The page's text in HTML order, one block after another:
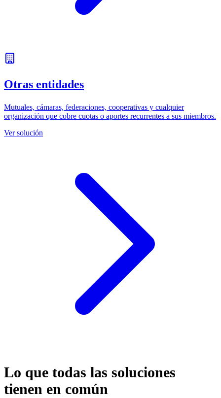
Otras entidades
Mutuales, cámaras, federaciones, cooperativas y cualquier
organización que cobre cuotas o aportes recurrentes a sus miembros.
Ver solución
Lo que todas las soluciones
tienen en común